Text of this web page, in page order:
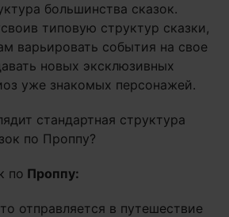
большинства сказок.
типовую структур сказки,
варьировать события на свое
новых эксклюзивных
уже знакомых персонажей.
стандартная структура
по Проппу?
по Проппу:
отправляется в путешествие